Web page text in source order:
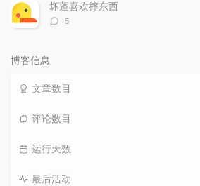
数：
坏蓬喜欢摔东西
评
5
博客信息
文章数目
评论数目
运行天数
最后活动